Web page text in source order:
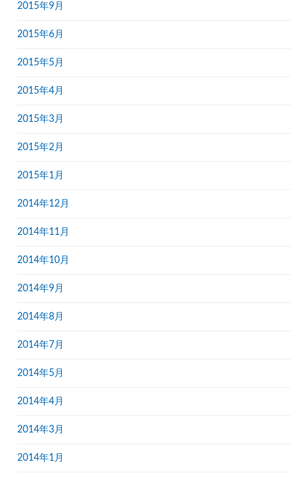
2015年9月
2015年6月
2015年5月
2015年4月
2015年3月
2015年2月
2015年1月
2014年12月
2014年11月
2014年10月
2014年9月
2014年8月
2014年7月
2014年5月
2014年4月
2014年3月
2014年1月